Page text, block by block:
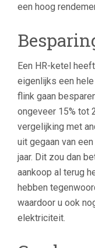
een hoog
Een HR-ketel
eigenlijks een
flink gaan
ongeveer 15% tot
vergelijking met
uit gegaan van
jaar. Dit zou dan
aankoop al terug
hebben
waardoor u ook
elektriciteit.